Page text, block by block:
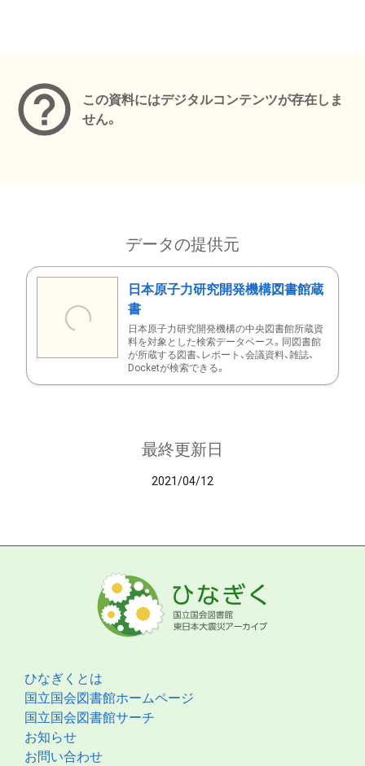
この資料にはデジタルコンテンツが存在しま
せん。
データの提供元
日本原子力研究開発機構図書館蔵
書
日本原子力研究開発機構の中央図書館所蔵資
料を対象とした検索データベース。同図書館
が所蔵する図書、レポート、会議資料、雑誌、
Docketが検索できる。
最終更新日
2021/04/12
ひなぎくとは
国立国会図書館ホームページ
国立国会図書館サーチ
お知らせ
お問い合わせ